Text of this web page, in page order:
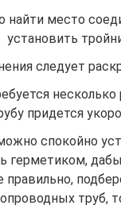
найти место
установить
следует
придется
спокойно
герметиком,
правильно,
труб,